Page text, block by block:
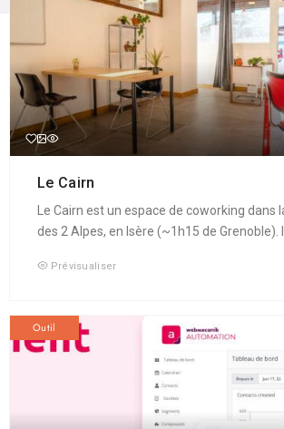
Le Cairn
Le Cairn est un espace de coworking dans
des 2 Alpes, en Isère (~1h15 de Grenoble).
Prévisualiser
Outil